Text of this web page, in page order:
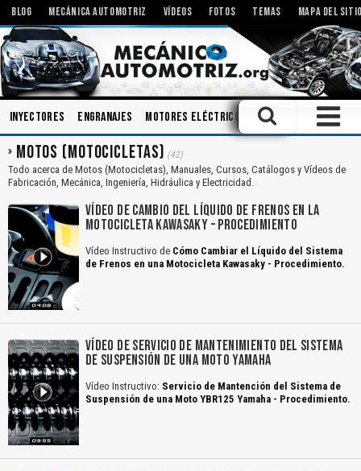
BLOG MECÁNICA AUTOMOTRIZ VÍDEOS FOTOS TEMAS MAPA DEL
Inyectores Engranajes Motores Eléctricos Sistemas de Audio
MOTOS (MOTOCICLETAS) (42)
Todo acerca de Motos (Motocicletas), Manuales, Cursos, Catálogos y Vídeos de
Fabricación, Mecánica, Ingeniería, Hidráulica y Electricidad.
VÍDEO DE CAMBIO DEL LÍQUIDO DE FRENOS EN LA
MOTOCICLETA KAWASAKY – PROCEDIMIENTO
Vídeo Instructivo de Cómo Cambiar el Líquido del Sistema
de Frenos en una Motocicleta Kawasaky - Procedimiento.
VÍDEO DE SERVICIO DE MANTENIMIENTO DEL SISTEMA
DE SUSPENSIÓN DE UNA MOTO YAMAHA
Vídeo Instructivo: Servicio de Mantención del Sistema de
Suspensión de una Moto YBR125 Yamaha - Procedimiento.